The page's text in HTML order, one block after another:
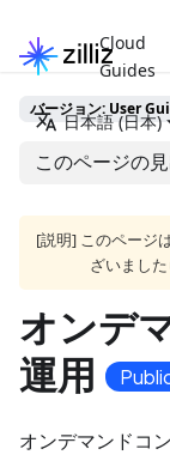
Cloud
Guides
日本語 (日本)
バージョン: User
このページの
[説明] このページ
ざいまし
オンデ
運用
オンデマンドコ